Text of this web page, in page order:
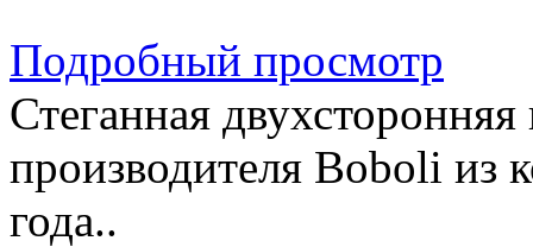
Подробный просмотр
Стеганная
производителя Boboli из
года..